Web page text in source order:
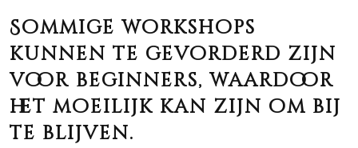
Sommige workshops
kunnen te gevorderd zijn
voor beginners, waardoor
het moeilijk kan zijn om bij
te blijven.